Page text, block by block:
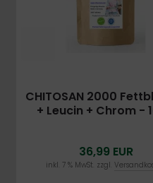
CHITOSAN 2000
+ Leucin + Chrom -
36,99 EUR
inkl. 7 % MwSt. zzgl.